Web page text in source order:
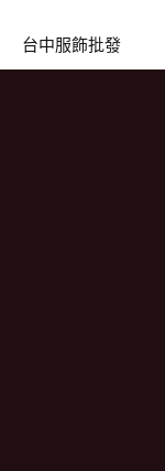
章台中服飾批發